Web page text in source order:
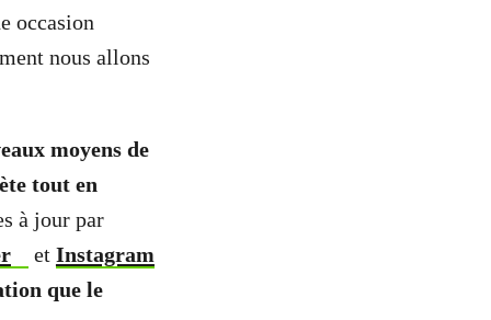
occasion
nous allons
moyens de
tout en
à jour par
et Instagram
que le